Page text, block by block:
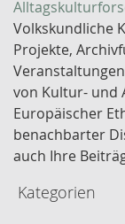
ü
s
s
e
l
w
o
Volkskundliche
Projekte,
von Kultur- und
Europäischer
benachbarter
auch Ihre
Kategorien